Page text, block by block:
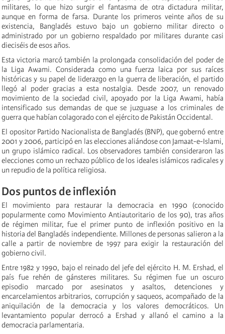
militares, lo que hizo surgir el fantasma de otra dictadura militar,
aunque en forma de farsa. Durante los primeros veinte años de su
existencia, Bangladés estuvo bajo un gobierno militar directo o
administrado por un gobierno respaldado por militares durante casi
dieciséis de esos años.
Esta victoria marcó también la prolongada consolidación del poder de
la Liga Awami. Considerada como una fuerza laica por sus raíces
históricas y su papel de liderazgo en la guerra de liberación, el partido
llegó al poder gracias a esta nostalgia. Desde 2007, un renovado
movimiento de la sociedad civil, apoyado por la Liga Awami, había
intensificado sus demandas de que se juzguase a los criminales de
guerra que habían colagorado con el ejército de Pakistán Occidental.
El opositor Partido Nacionalista de Bangladés (BNP), que gobernó entre
2001 y 2006, participó en las elecciones aliándose con Jamaat-e-Islami,
un grupo islámico radical. Los observadores también consideraron las
elecciones como un rechazo público de los ideales islámicos radicales y
un repudio de la política religiosa.
Dos puntos de inflexión
El movimiento para restaurar la democracia en 1990 (conocido
popularmente como Movimiento Antiautoritario de los 90), tras años
de régimen militar, fue el primer punto de inflexión positivo en la
historia del Bangladés independiente. Millones de personas salieron a la
calle a partir de noviembre de 1997 para exigir la restauración del
gobierno civil.
Entre 1982 y 1990, bajo el reinado del jefe del ejército H. M. Ershad, el
país fue rehén de gánsteres militares. Su régimen fue un oscuro
episodio marcado por asesinatos y asaltos, detenciones y
encarcelamientos arbitrarios, corrupción y saqueos, acompañado de la
aniquilación de la democracia y los valores democráticos. Un
levantamiento popular derrocó a Ershad y allanó el camino a la
democracia parlamentaria.